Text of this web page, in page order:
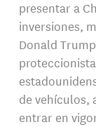
presentar a
inversiones,
Donald
de vehículos,
entrar en